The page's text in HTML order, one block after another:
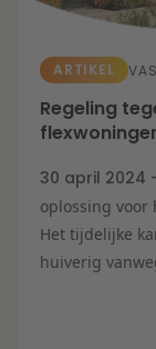
ARTIKEL
Regeling
30 april 2024
oplossing
Het tijdelijke
huiverig